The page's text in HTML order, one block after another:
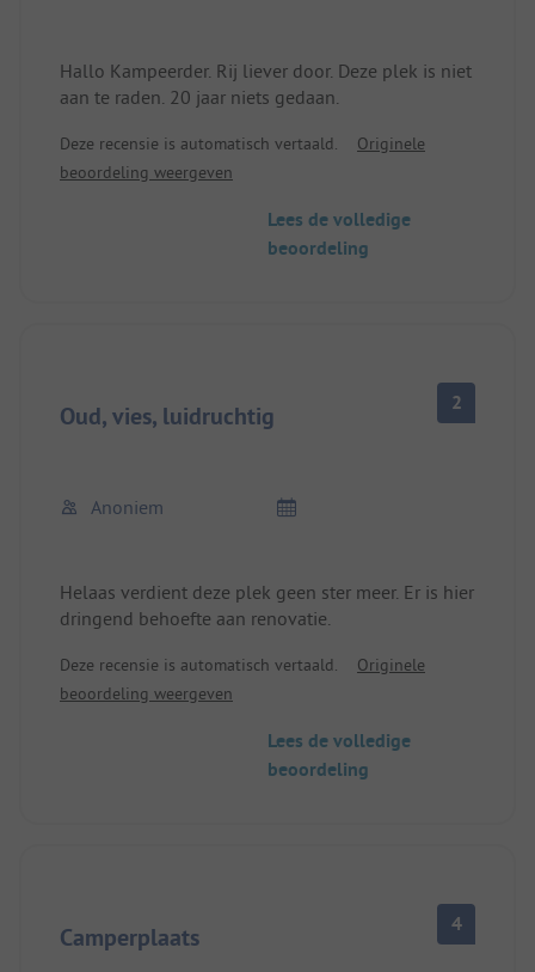
Hallo Kampeerder. Rij liever door. Deze plek is niet
aan te raden. 20 jaar niets gedaan.
Deze recensie is automatisch vertaald.
Originele
beoordeling weergeven
Lees de volledige
beoordeling
Oud, vies, luidruchtig 2
Anoniem
Helaas verdient deze plek geen ster meer. Er is hier
dringend behoefte aan renovatie.
Deze recensie is automatisch vertaald.
Originele
beoordeling weergeven
Lees de volledige
beoordeling
Camperplaats 4